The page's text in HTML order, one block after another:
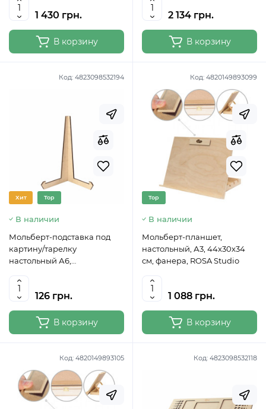
1 430 грн.
В корзину
2 134 грн.
В корзину
Код: 4823098532194
Хит Top
В наличии
Мольберт-подставка под
картину/тарелку
настольный А6,
фанера, ROSA Studio
500141304126 грн.
В корзину
Код: 4820149893099
Top
В наличии
Мольберт-планшет,
настольный, А3, 44х30х34
см, фанера, ROSA Studio
1 088 грн.
В корзину
Код: 4820149893105 Код: 4823098532118